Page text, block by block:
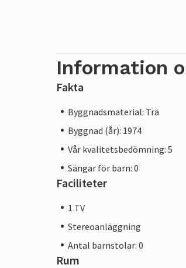
Information
Fakta
Byggnadsmaterial: Trä
Byggnad (år): 1974
Vår kvalitetsbedömning: 5
Sängar för barn: 0
Faciliteter
1 TV
Stereoanläggning
Antal barnstolar: 0
Rum